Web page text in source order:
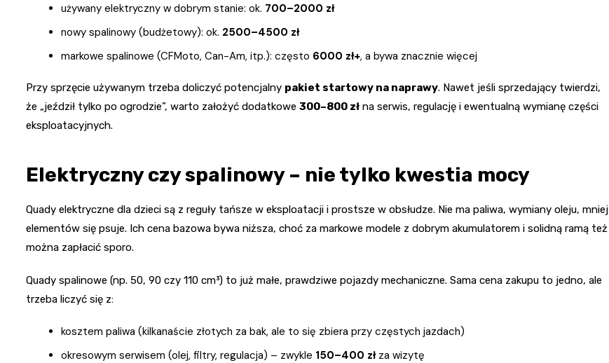
używany elektryczny w dobrym stanie: ok. 700–2000 zł
nowy spalinowy (budżetowy): ok. 2500–4500 zł
markowe spalinowe (CFMoto, Can-Am, itp.): często 6000 zł+, a bywa znacznie więcej
Przy sprzęcie używanym trzeba doliczyć potencjalny pakiet startowy na naprawy. Nawet jeśli sprzedający twierdzi,
że „jeździł tylko po ogrodzie”, warto założyć dodatkowe 300–800 zł na serwis, regulację i ewentualną wymianę części
eksploatacyjnych.
Elektryczny czy spalinowy – nie tylko kwestia mocy
Quady elektryczne dla dzieci są z reguły tańsze w eksploatacji i prostsze w obsłudze. Nie ma paliwa, wymiany oleju, mniej
elementów się psuje. Ich cena bazowa bywa niższa, choć za markowe modele z dobrym akumulatorem i solidną ramą też
można zapłacić sporo.
Quady spalinowe (np. 50, 90 czy 110 cm³) to już małe, prawdziwe pojazdy mechaniczne. Sama cena zakupu to jedno, ale
trzeba liczyć się z:
kosztem paliwa (kilkanaście złotych za bak, ale to się zbiera przy częstych jazdach)
okresowym serwisem (olej, filtry, regulacja) – zwykle 150–400 złza wizytę